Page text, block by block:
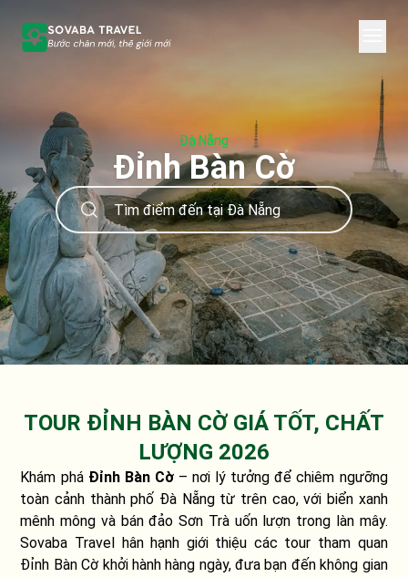
Đà Nẵng
Đỉnh Bàn Cờ
TOUR ĐỈNH BÀN CỜ GIÁ TỐT, CHẤT
LƯỢNG 2026
Khám phá Đỉnh Bàn Cờ– nơi lý tưởng để chiêm ngưỡng
toàn cảnh thành phố Đà Nẵng từ trên cao, với biển xanh
mênh mông và bán đảo Sơn Trà uốn lượn trong làn mây.
Sovaba Travel hân hạnh giới thiệu các tour tham quan
Đỉnh Bàn Cờ khởi hành hàng ngày, đưa bạn đến không gian